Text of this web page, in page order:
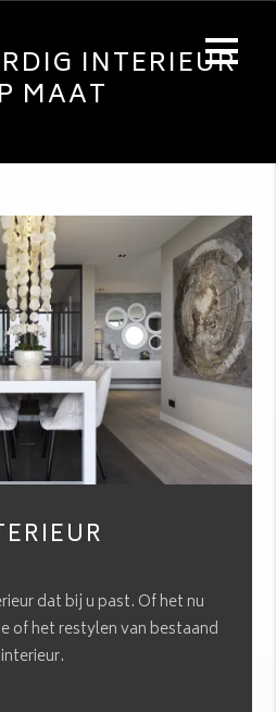
INTERIEUR
MAAT
dat bij u past. Of het nu
of het restylen van bestaand
interieur.